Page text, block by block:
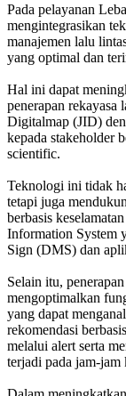
Pada pelayanan
mengintegrasikan
manajemen lalu
yang optimal dan
Hal ini dapat
penerapan rekayasa
Digitalmap (JID)
kepada stakeholder
scientific.
Teknologi ini tidak
tetapi juga
berbasis
Information System
Sign (DMS) dan
Selain itu,
mengoptimalkan
yang dapat
rekomendasi
melalui alert serta
terjadi pada jam-jam